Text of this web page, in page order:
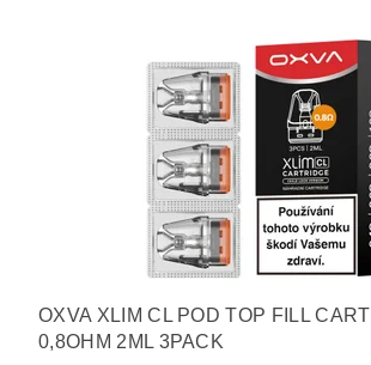
OXVA XLIM CL POD TOP FILL
0,8OHM 2ML 3PACK